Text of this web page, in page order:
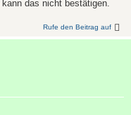
das nicht bestätigen.
Rufe den Beitrag auf